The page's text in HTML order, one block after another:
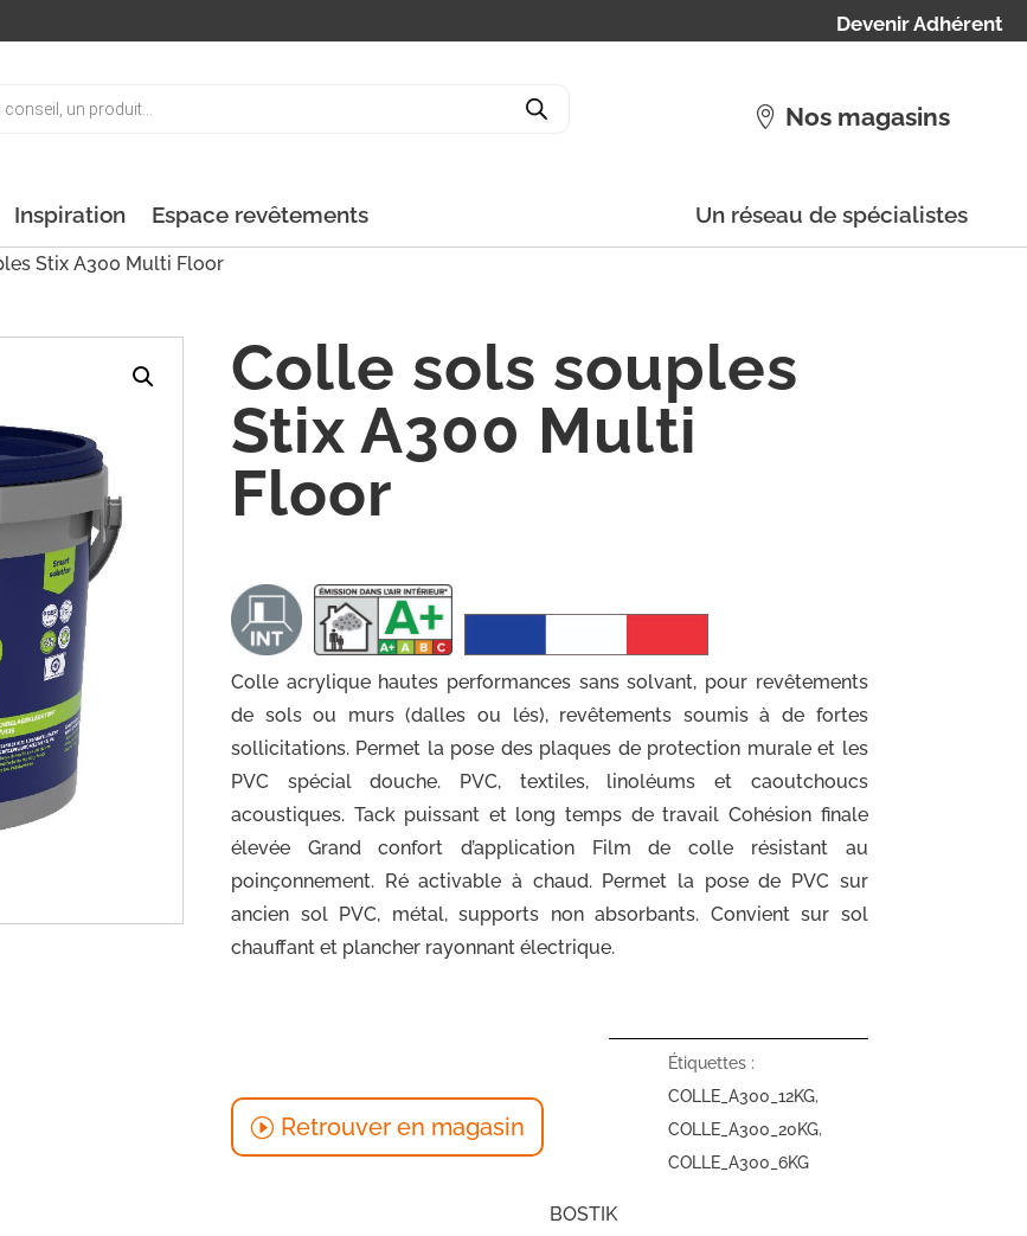
Devenir Adhérent
Nos magasins
Inspiration Espace revêtements Un réseau de spécialistes
Stix A300 Multi Floor
Colle sols souples
Stix A300 Multi
Floor
Colle acrylique hautes performances sans solvant, pour revêtements
de sols ou murs (dalles ou lés), revêtements soumis à de fortes
sollicitations. Permet la pose des plaques de protection murale et les
PVC spécial douche. PVC, textiles, linoléums et caoutchoucs
acoustiques. Tack puissant et long temps de travail Cohésion finale
élevée Grand confort d’application Film de colle résistant au
poinçonnement. Ré activable à chaud. Permet la pose de PVC sur
ancien sol PVC, métal, supports non absorbants. Convient sur sol
chauffant et plancher rayonnant électrique.
Retrouver en magasin
Étiquettes :
COLLE_A300_12KG,
COLLE_A300_20KG,
COLLE_A300_6KG
BOSTIK